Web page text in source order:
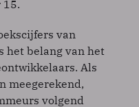
15.
van
het belang van het
Als
meegerekend,
volgend